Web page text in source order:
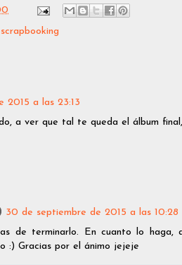
scrapbooking
2015 a las 23:13
a ver que tal te queda el álbum
30 de septiembre de 2015 a las 10:28
de terminarlo. En cuanto lo haga,
:) Gracias por el ánimo jejeje